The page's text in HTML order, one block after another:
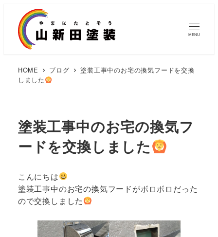
MENU
HOME ブログ
塗装工事中のお宅の換気フードを交換
しました
塗装工事中のお宅の換気フ
ードを交換しました
こんにちは
塗装工事中のお宅の換気フードがボロボロだった
ので交換しました